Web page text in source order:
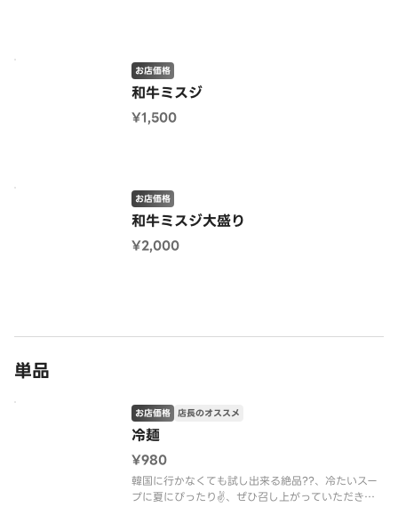
和牛ミスジ
お店価格
¥1,500
和牛ミスジ大盛り
お店価格
¥2,000
単品
冷麺
お店価格 店長のオススメ
¥980
韓国に行かなくても試し出来る絶品??、冷たいスー
プに夏にぴったり✌️、ぜひ召し上がっていただきた